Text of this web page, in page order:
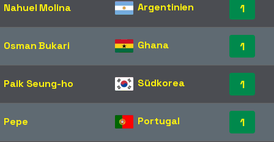
Nahuel Molina Argentinien 1
Osman Bukari Ghana 1
Paik Seung-ho Südkorea 1
Pepe Portugal 1